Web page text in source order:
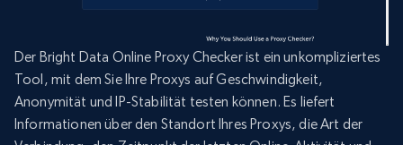
Der Bright Data Online Proxy Checker ist ein unkompliziertes
Tool, mit dem Sie Ihre Proxys auf Geschwindigkeit,
Anonymität und IP-Stabilität testen können. Es liefert
Informationen über den Standort Ihres Proxys, die Art der